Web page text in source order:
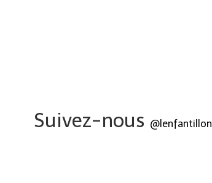
Suivez-nous @lenfantillon